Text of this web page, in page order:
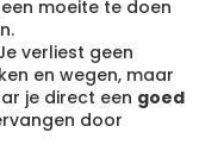
moeite te doen
verliest geen
en wegen, maar
je direct een goed
door